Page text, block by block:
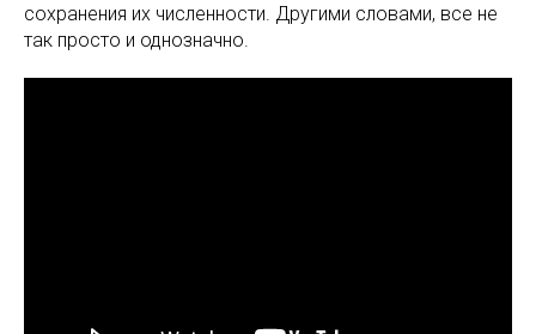
сохранения их численности. Другими словами, все не
так просто и однозначно.